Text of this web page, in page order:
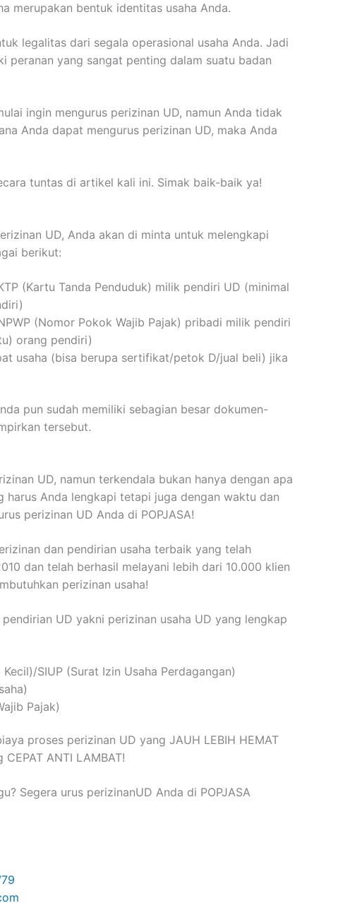
merupakan bentuk identitas usaha Anda.
legalitas dari segala operasional usaha Anda. Jadi
peranan yang sangat penting dalam suatu badan
ingin mengurus perizinan UD, namun Anda tidak
Anda dapat mengurus perizinan UD, maka Anda
tuntas di artikel kali ini. Simak baik-baik ya!
UD, Anda akan di minta untuk melengkapi
berikut:
(Kartu Tanda Penduduk) milik pendiri UD (minimal
(Nomor Pokok Wajib Pajak) pribadi milik pendiri
orang pendiri)
usaha (bisa berupa sertifikat/petok D/jual beli) jika
pun sudah memiliki sebagian besar dokumen-
tersebut.
UD, namun terkendala bukan hanya dengan apa
harus Anda lengkapi tetapi juga dengan waktu dan
perizinan UD Anda di POPJASA!
dan pendirian usaha terbaik yang telah
dan telah berhasil melayani lebih dari 10.000 klien
perizinan usaha!
UD yakni perizinan usaha UD yang lengkap
SIUP (Surat Izin Usaha Perdagangan)
Pajak)
proses perizinan UD yang JAUH LEBIH HEMAT
ANTI LAMBAT!
Segera urus perizinanUD Anda di POPJASA